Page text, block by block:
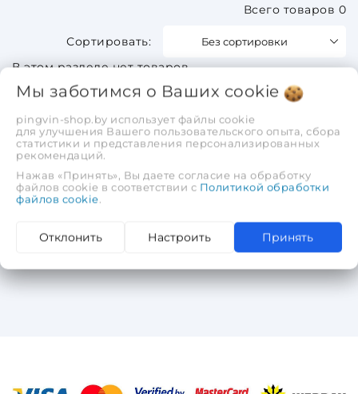
Без сортировки
Всего товаров 0
В этом разделе нет товаров.
Мы заботимся о Ваших cookie
pingvin-shop.by использует файлы cookie
для улучшения Вашего пользовательского опыта, сбора
статистики и представления персонализированных
рекомендаций.
Нажав «Принять», Вы даете согласие на обработку
файлов cookie в соответствии с Политикой обработки
файлов cookie
Отклонить Настроить Принять